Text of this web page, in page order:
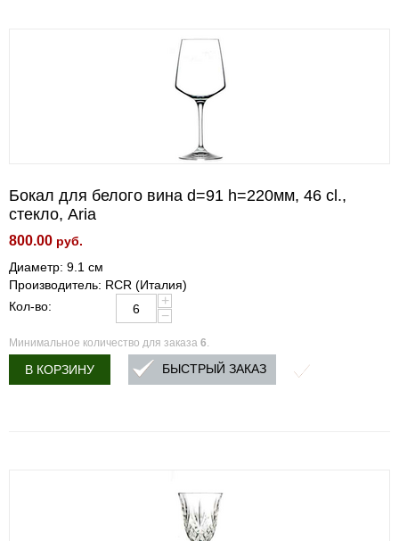
Бокал для белого вина d=91 h=220мм, 46 cl.,
стекло, Aria
800.00 руб.
Диаметр: 9.1 см
Производитель: RCR (Италия)
Кол-во:
+
−
Минимальное количество для заказа 6.
В КОРЗИНУ БЫСТРЫЙ ЗАКАЗ